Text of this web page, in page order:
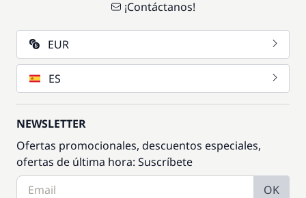
¡Contáctanos!
EUR
ES
NEWSLETTER
Ofertas promocionales, descuentos especiales,
ofertas de última hora: Suscríbete
OK